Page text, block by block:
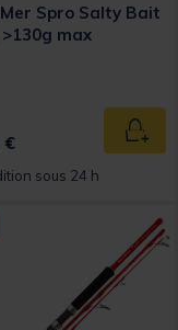
Spro Salty Bait
max
€
sous 24 h